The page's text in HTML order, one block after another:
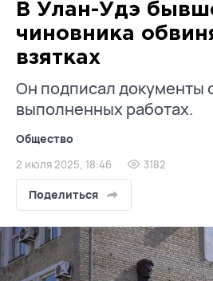
В Улан-Удэ
чиновника
взятках
Он подписал документы
выполненных работах.
Общество
2 июля 2025, 18:46 3182
Поделиться